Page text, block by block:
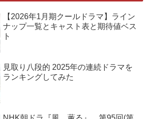
【2026年1月期クールドラマ】ライン
ナップ一覧とキャスト表と期待値ベス
ト
見取り八段的 2025年の連続ドラマを
ランキングしてみた